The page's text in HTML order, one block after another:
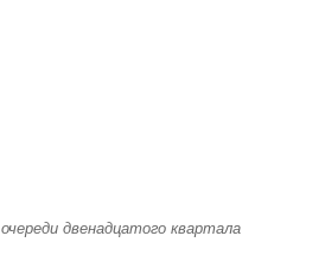
двенадцатого квартала